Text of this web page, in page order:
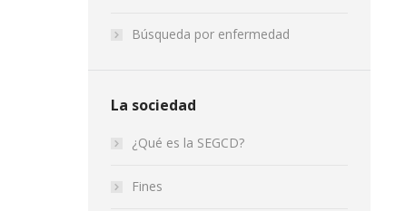
Búsqueda por enfermedad
La sociedad
¿Qué es la SEGCD?
Fines